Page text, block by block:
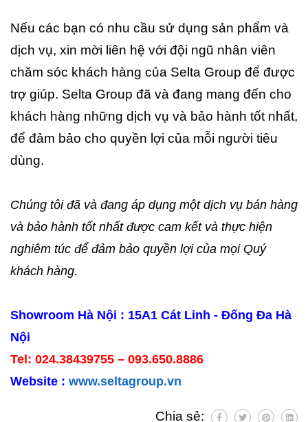
Nếu các bạn có nhu cầu sử dụng sản phẩm và
dịch vụ, xin mời liên hệ với đội ngũ nhân viên
chăm sóc khách hàng của Selta Group để được
trợ giúp. Selta Group đã và đang mang đến cho
khách hàng những dịch vụ và bảo hành tốt nhất,
để đảm bảo cho quyền lợi của mỗi người tiêu
dùng.
Chúng tôi đã và đang áp dụng một dịch vụ bán hàng
và bảo hành tốt nhất được cam kết và thực hiện
nghiêm túc để đảm bảo quyền lợi của mọi Quý
khách hàng.
Showroom Hà Nội : 15A1 Cát Linh - Đống Đa Hà
Nội
Tel: 024.38439755 – 093.650.8886
Website : www.seltagroup.vn
Chia sẻ: